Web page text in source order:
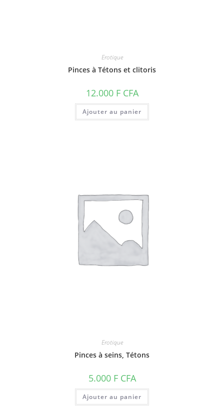
Erotique
Pinces à Tétons et clitoris
12.000 F CFA
Ajouter au panier
Erotique
Pinces à seins, Tétons
5.000 F CFA
Ajouter au panier